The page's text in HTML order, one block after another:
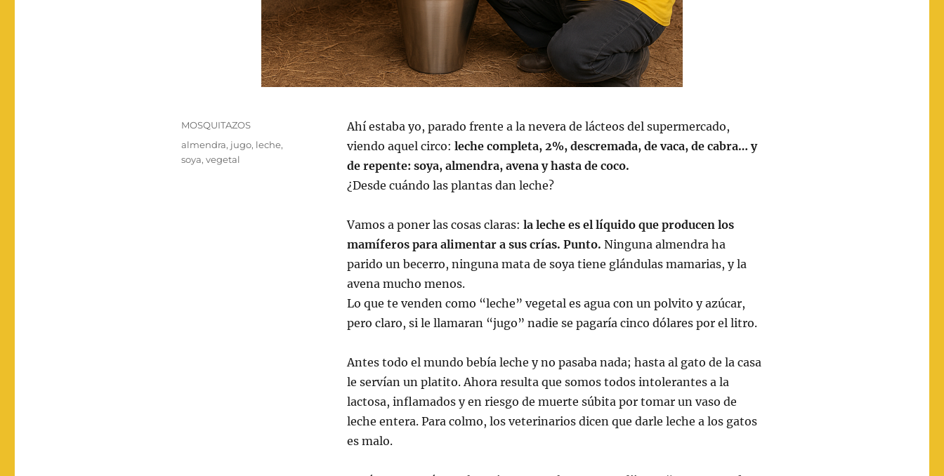
Ahí estaba yo, parado frente a la nevera de lácteos del supermercado,
viendo aquel circo:leche completa, 2%, descremada, de vaca, de cabra… y
de repente: soya, almendra, avena y hasta de coco.
¿Desde cuándo las plantas dan leche?
Vamos a poner las cosas claras:la leche es el líquido que producen los
mamíferos para alimentar a sus crías. Punto. Ninguna almendra ha
parido un becerro, ninguna mata de soya tiene glándulas mamarias, y la
avena mucho menos.
Lo que te venden como “leche” vegetal es agua con un polvito y azúcar,
pero claro, si le llamaran “jugo” nadie se pagaría cinco dólares por el litro.
Antes todo el mundo bebía leche y no pasaba nada; hasta al gato de la casa
le servían un platito. Ahora resulta que somos todos intolerantes a la
lactosa, inflamados y en riesgo de muerte súbita por tomar un vaso de
leche entera. Para colmo, los veterinarios dicen que darle leche a los gatos
es malo.
Categorías
MOSQUITAZOS
Etiquetas
almendra, jugo, leche,
soya, vegetal